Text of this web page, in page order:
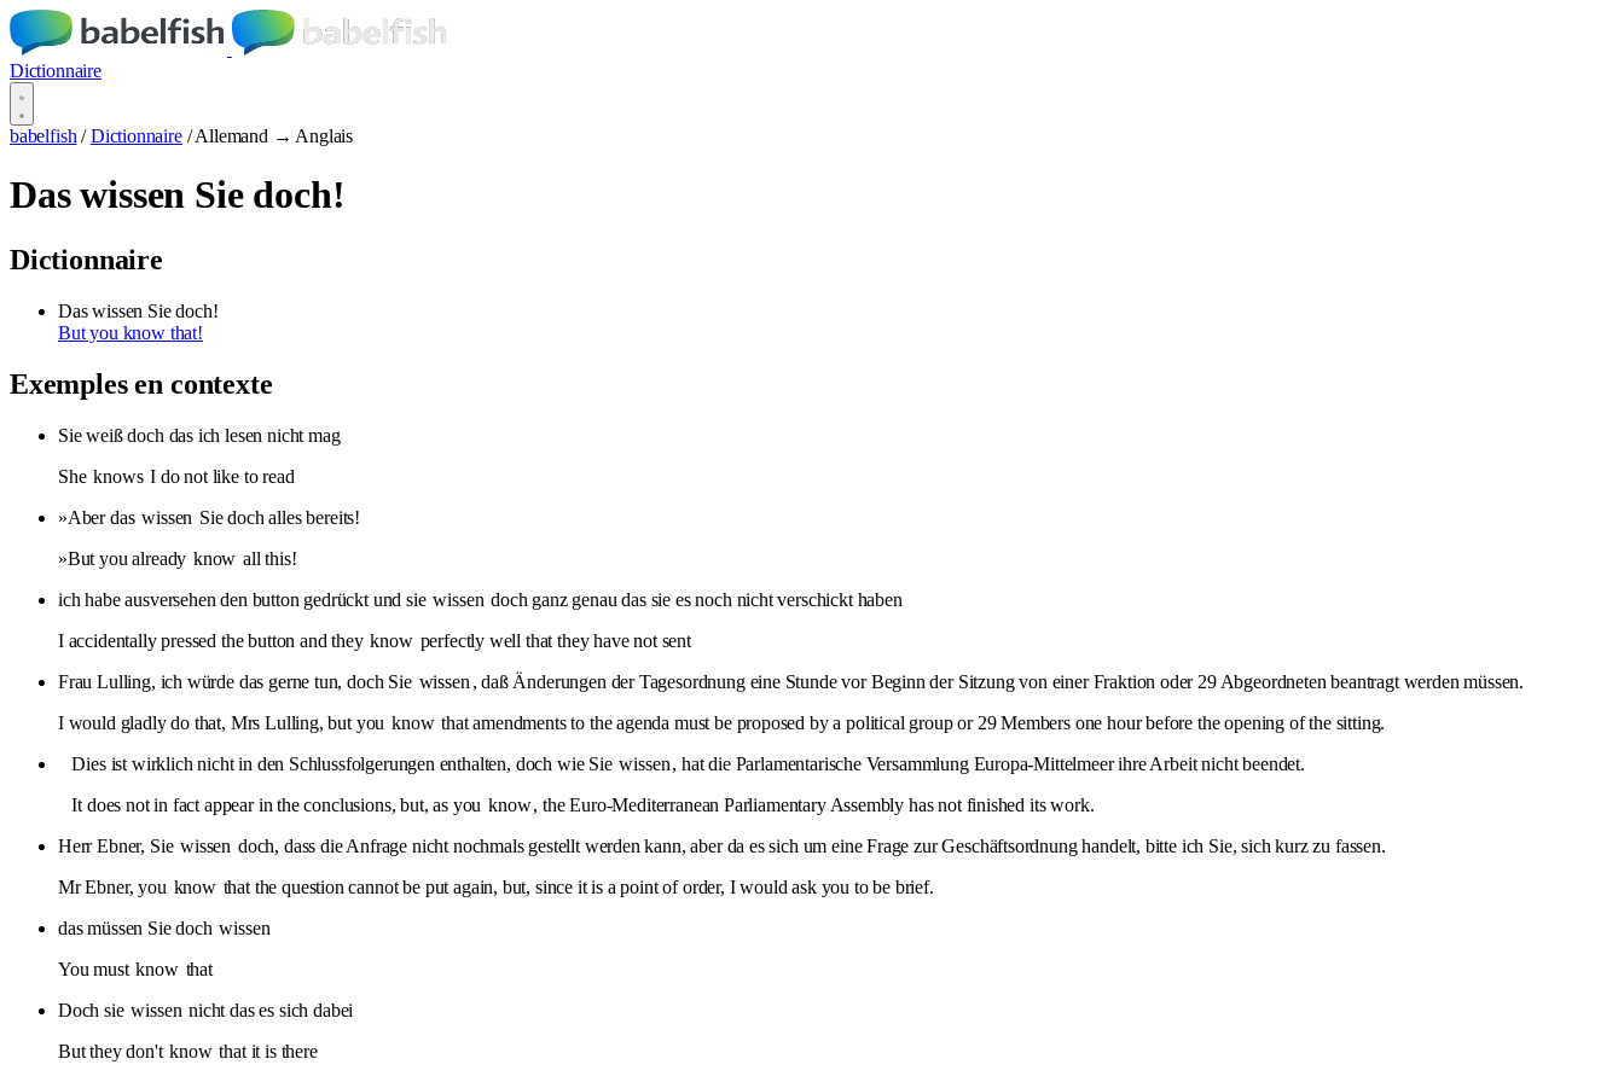
Dictionnaire
babelfish / Dictionnaire / Allemand → Anglais
Das wissen Sie doch!
Dictionnaire
Das wissen Sie doch!
But you know that!
Exemples en contexte
Sie weiß doch das ich lesen nicht mag
She knows I do not like to read
»Aber das wissen Sie doch alles bereits!
»But you already know all this!
ich habe ausversehen den button gedrückt und sie wissen doch ganz genau das sie es noch nicht verschickt haben
I accidentally pressed the button and they know perfectly well that they have not sent
Frau Lulling, ich würde das gerne tun, doch Sie wissen , daß Änderungen der Tagesordnung eine Stunde vor Beginn der Sitzung von einer Fraktion oder 29 Abgeordneten beantragt werden müssen.
I would gladly do that, Mrs Lulling, but you know that amendments to the agenda must be proposed by a political group or 29 Members one hour before the opening of the sitting.
Dies ist wirklich nicht in den Schlussfolgerungen enthalten, doch wie Sie wissen, hat die Parlamentarische Versammlung Europa-Mittelmeer ihre Arbeit nicht beendet.
It does not in fact appear in the conclusions, but, as you know, the Euro-Mediterranean Parliamentary Assembly has not finished its work.
Herr Ebner, Sie wissen doch, dass die Anfrage nicht nochmals gestellt werden kann, aber da es sich um eine Frage zur Geschäftsordnung handelt, bitte ich Sie, sich kurz zu fassen.
Mr Ebner, you know that the question cannot be put again, but, since it is a point of order, I would ask you to be brief.
das müssen Sie doch wissen
You must know that
Doch sie wissen nicht das es sich dabei
But they don't know that it is there